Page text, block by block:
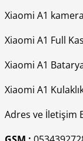
Xiaomi A1
Xiaomi A1 Full
Xiaomi A1
Xiaomi A1
Adres ve İletişim